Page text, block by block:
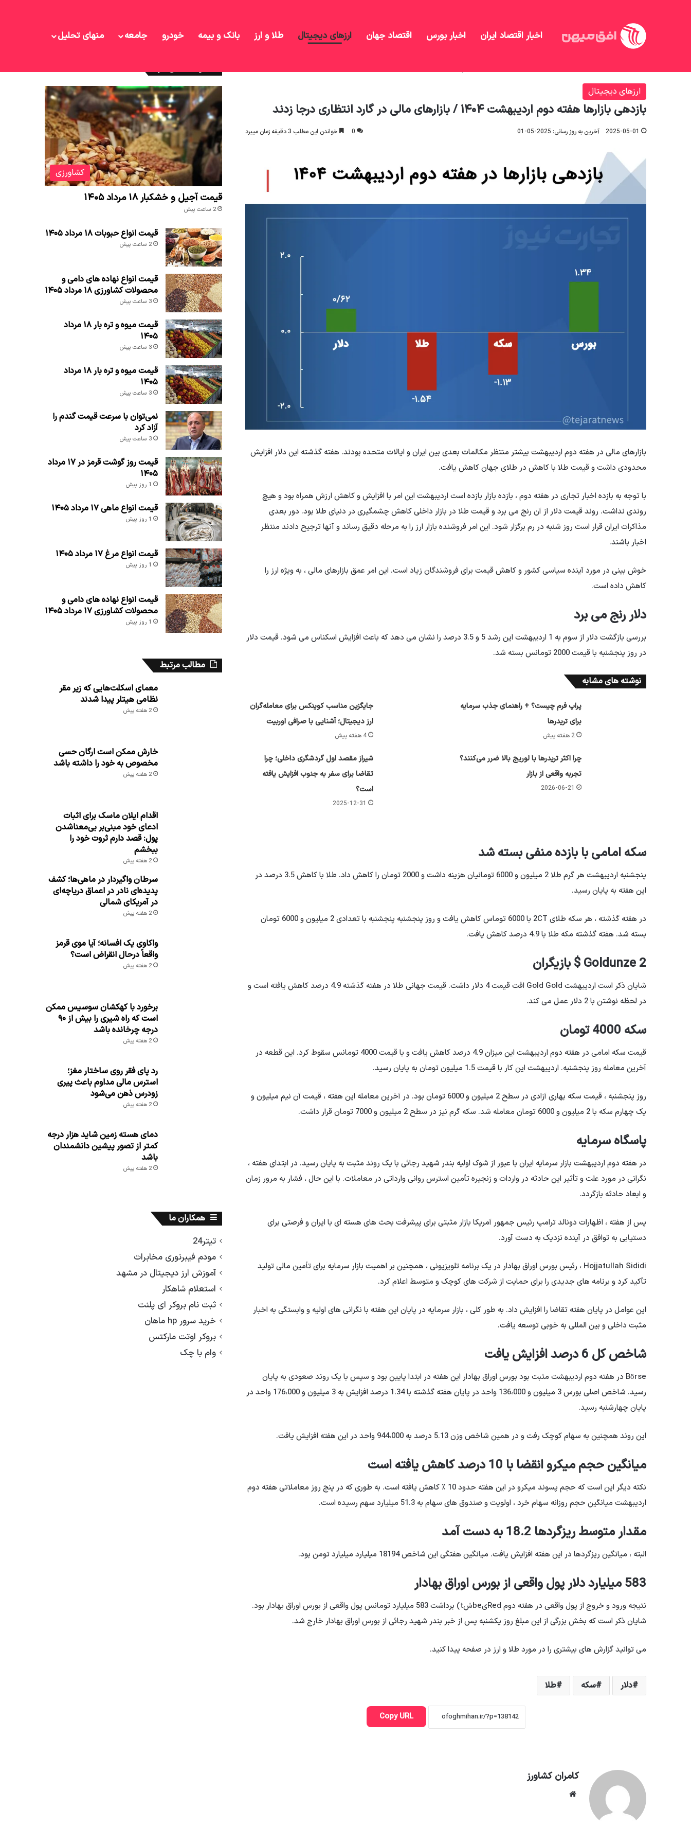
اخبار اقتصاد ایران اخبار بورس اقتصاد جهان ارزهای دیجیتال طلا و ارز بانک و بیمه خودرو جامعه منهای تحلیل
ارزهای دیجیتال
بازدهی بازارها هفته دوم اردیبهشت ۱۴۰۴ / بازارهای مالی در گارد انتظاری درجا زدند
2025-05-01 آخرین به روز رسانی: 2025-05-01 0 خواندن این مطلب 3 دقیقه زمان میبرد
بازارهای مالی در هفته دوم اردیبهشت بیشتر منتظر مکالمات بعدی بین ایران و ایالات متحده بودند. هفته گذشته این دلار افزایش
محدودی داشت و قیمت طلا با کاهش در طلای جهان کاهش یافت.
با توجه به بازده اخبار تجاری در هفته دوم ، بازده بازار بازده است اردیبهشت این امر با افزایش و کاهش ارزش همراه بود و هیچ
روندی نداشت. روند قیمت دلار از آن رنج می برد و قیمت طلا در بازار داخلی کاهش چشمگیری در دنیای طلا بود. دور بعدی
مذاکرات ایران قرار است روز شنبه در رم برگزار شود. این امر فروشنده بازار ارز را به مرحله دقیق رساند و آنها ترجیح دادند منتظر
اخبار باشند.
خوش بینی در مورد آینده سیاسی کشور و کاهش قیمت برای فروشندگان زیاد است. این امر عمق بازارهای مالی ، به ویژه ارز را
کاهش داده است.
دلار رنج می برد
بررسی بازگشت دلار از سوم به 1 اردیبهشت این رشد 5 و 3.5 درصد را نشان می دهد که باعث افزایش اسکناس می شود. قیمت دلار
در روز پنجشنبه با قیمت 2000 تومانس بسته شد.
نوشته های مشابه
پراپ فرم چیست؟ + راهنمای جذب سرمایه
برای تریدرها
2 هفته پیش
جایگزین مناسب کوینکس برای معامله‌گران
ارز دیجیتال؛ آشنایی با صرافی اوربیت
4 هفته پیش
چرا اکثر تریدرها با لوریج بالا ضرر می‌کنند؟
تجربه واقعی از بازار
2026-06-21
شیراز مقصد اول گردشگری داخلی؛ چرا
تقاضا برای سفر به جنوب افزایش یافته
است؟
2025-12-31
سکه امامی با بازده منفی بسته شد
پنجشنبه اردیبهشت هر گرم طلا 2 میلیون و 6000 تومانیان هزینه داشت و 2000 تومان را کاهش داد. طلا با کاهش 3.5 درصد در
این هفته به پایان رسید.
در هفته گذشته ، هر سکه طلای 2CT با 6000 توماس کاهش یافت و روز پنجشنبه پنجشنبه با تعدادی 2 میلیون و 6000 تومان
بسته شد. هفته گذشته مکه طلا با 4.9 درصد کاهش یافت.
Goldunze 2 $ بازیگران
شایان ذکر است اردیبهشت Gold Gold افت قیمت 4 دلار داشت. قیمت جهانی طلا در هفته گذشته 4.9 درصد کاهش یافته است و
در لحظه نوشتن با 2 دلار عمل می کند.
سکه 4000 تومان
قیمت سکه امامی در هفته دوم اردیبهشت این میزان 4.9 درصد کاهش یافت و با قیمت 4000 تومانس سقوط کرد. این قطعه در
آخرین معامله روز پنجشنبه. اردیبهشت این کار با قیمت 1.5 میلیون تومان به پایان رسید.
روز پنجشنبه ، قیمت سکه بهاری آزادی در سطح 2 میلیون و 6000 تومان بود. در آخرین معامله این هفته ، قیمت آن نیم میلیون و
یک چهارم سکه با 2 میلیون و 6000 تومان معامله شد. سکه گرم نیز در سطح 2 میلیون و 7000 تومان قرار داشت.
پاسگاه سرمایه
در هفته دوم اردیبهشت بازار سرمایه ایران با عبور از شوک اولیه بندر شهید رجائی با یک روند مثبت به پایان رسید. در ابتدای هفته ،
نگرانی در مورد علت و تأثیر این حادثه در واردات و زنجیره تأمین استرس روانی وارداتی در معاملات. با این حال ، فشار به مرور زمان
و ابعاد حادثه بازگردد.
پس از هفته ، اظهارات دونالد ترامپ رئیس جمهور آمریكا بازار مثبتی برای پیشرفت بحث های هسته ای با ایران و فرصتی برای
دستیابی به توافق در آینده نزدیک به دست آورد. ​
Hojjatullah Sididi ، رئیس بورس اوراق بهادار در یک برنامه تلویزیونی ، همچنین بر اهمیت بازار سرمایه برای تأمین مالی تولید
تأکید کرد و برنامه های جدیدی را برای حمایت از شرکت های کوچک و متوسط ​​اعلام کرد.
این عوامل در پایان هفته تقاضا را افزایش داد. به طور کلی ، بازار سرمایه در پایان این هفته با نگرانی های اولیه و وابستگی به اخبار
مثبت داخلی و بین المللی به خوبی توسعه یافت.
شاخص کل 6 درصد افزایش یافت
Börse در هفته دوم اردیبهشت مثبت بود بورس اوراق بهادار این هفته در ابتدا پایین بود و سپس با یک روند صعودی به پایان
رسید. شاخص اصلی بورس 3 میلیون و 136،000 واحد در پایان هفته گذشته با 1.34 درصد افزایش به 3 میلیون و 176،000 واحد در
پایان چهارشنبه رسید.
این روند همچنین به سهام کوچک رفت و در همین شاخص وزن 5.13 درصد به 944،000 واحد در این هفته افزایش یافت.
میانگین حجم میکرو انقضا با 10 درصد کاهش یافته است
نکته دیگر این است که حجم پسوند میکرو در این هفته حدود 10 ٪ کاهش یافته است. به طوری که در پنج روز معاملاتی هفته دوم
اردیبهشت میانگین حجم روزانه سهام خرد ، اولویت و صندوق های سهام به 51.3 میلیارد سهم رسیده است.
مقدار متوسط ​​ریزگردها 18.2 به دست آمد
البته ، میانگین ریزگردها در این هفته افزایش یافت. میانگین هفتگی این شاخص 18194 میلیارد میلیارد تومن بود.
583 میلیارد دلار پول واقعی از بورس اوراق بهادار
نتیجه ورود و خروج از پول واقعی در هفته دوم Redیbeشt) برداشت 583 میلیارد تومانس پول واقعی از بورس اوراق بهادار بود.
شایان ذکر است که بخش بزرگی از این مبلغ روز یکشنبه پس از خبر بندر شهید رجائی از بورس اوراق بهادار خارج شد.
می توانید گزارش های بیشتری را در مورد طلا و ارز در صفحه پیدا کنید.
دلار سکه طلا
Copy URL
کامران کشاورز
کشاورزی
قیمت آجیل و خشکبار ۱۸ مرداد ۱۴۰۵
2 ساعت پیش
قیمت انواع حبوبات ۱۸ مرداد ۱۴۰۵
2 ساعت پیش
قیمت انواع نهاده های دامی و
محصولات کشاورزی ۱۸ مرداد ۱۴۰۵
3 ساعت پیش
قیمت میوه و تره بار ۱۸ مرداد
۱۴۰۵
3 ساعت پیش
قیمت میوه و تره بار ۱۸ مرداد
۱۴۰۵
3 ساعت پیش
نمی‌توان با سرعت قیمت گندم را
آزاد کرد
3 ساعت پیش
قیمت روز گوشت قرمز در ۱۷ مرداد
۱۴۰۵
1 روز پیش
قیمت انواع ماهی ۱۷ مرداد ۱۴۰۵
1 روز پیش
قیمت انواع مرغ ۱۷ مرداد ۱۴۰۵
1 روز پیش
قیمت انواع نهاده های دامی و
محصولات کشاورزی ۱۷ مرداد ۱۴۰۵
1 روز پیش
مطالب مرتبط
معمای اسکلت‌هایی که زیر مقر
نظامی هیتلر پیدا شدند
2 هفته پیش
خارش ممکن است ارگان حسی
مخصوص به خود را داشته باشد
2 هفته پیش
اقدام ایلان ماسک برای اثبات
ادعای خود مبنی‌بر بی‌معناشدن
پول: قصد دارم ثروت خود را
ببخشم
2 هفته پیش
سرطان واگیردار در ماهی‌ها؛ کشف
پدیده‌ای نادر در اعماق دریاچه‌ای
در آمریکای شمالی
2 هفته پیش
واکاوی یک افسانه؛ آیا موی قرمز
واقعاً درحال انقراض است؟
2 هفته پیش
برخورد با کهکشان سوسیس ممکن
است که راه شیری را بیش از ۹۰
درجه چرخانده باشد
2 هفته پیش
رد پای فقر روی ساختار مغز؛
استرس مالی مداوم باعث پیری
زودرس ذهن می‌شود
2 هفته پیش
دمای هسته زمین شاید هزار درجه
کمتر از تصور پیشین دانشمندان
باشد
2 هفته پیش
همکاران ما
تیتر24
مودم فیبرنوری مخابرات
آموزش ارز دیجیتال در مشهد
استعلام شاهکار
ثبت نام بروکر ای پلنت
خرید سرور hp ماهان
بروکر اوتت مارکتس
وام با چک